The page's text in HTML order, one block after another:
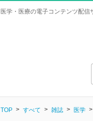
医学・医療の電子コンテンツ配信
TOP すべて 雑誌 医学